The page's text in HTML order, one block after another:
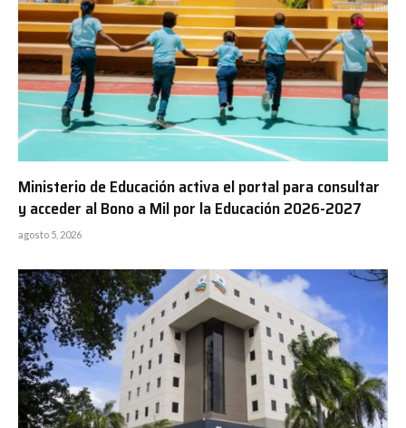
Ministerio de Educación activa el portal para consultar
y acceder al Bono a Mil por la Educación 2026-2027
agosto 5, 2026